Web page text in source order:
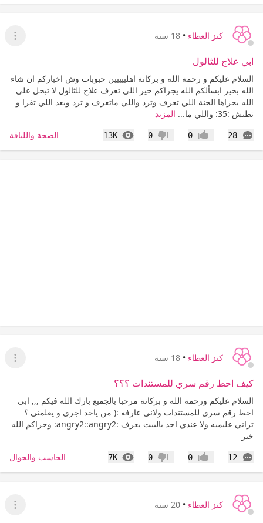
كنز العطاء • 18 سنة
عرض
ابي علاج للثالول
السلام عليكم و رحمة الله و بركاتة اهلييييين حبوبات وش اخباركم ان شاء
الله بخير ابسألكم الله يجزاكم خير اللي تعرف علاج للثالول لا تبخل علي
الله يجزاها الجنة اللي تعرف وترد واللي ماتعرف و ترد وبعد اللي تقرا و
تطنش :35: واللي ما...
المزيد
28
التعليقات إعجاب0 عدم إعجاب
0
13K
المشاهدات الصحة واللياقة
كنز العطاء • 18 سنة
عرض
كيف احط رقم سري للمستندات ؟؟؟
السلام عليكم ورحمة الله و بركاتة مرحبا بالجميع بارك الله فيكم ,,, ابي
احط رقم سري للمستندات ولاني عارفه :( من ياخذ اجري و يعلمني ؟
تراني عليميه ولا عندي احد بالبيت يعرف :angry2::angry2: وجزاكم الله
خير
12
التعليقات إعجاب0 عدم إعجاب
0
7K
المشاهدات الحاسب والجوال
كنز العطاء • 20 سنة
عرض